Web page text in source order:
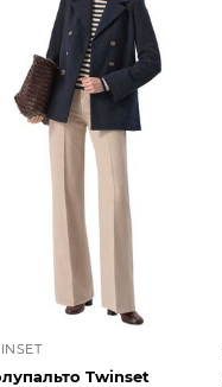
Twinset